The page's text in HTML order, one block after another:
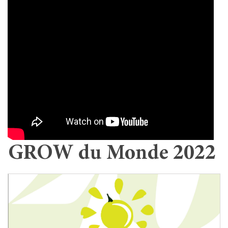
GROW du Monde 2022